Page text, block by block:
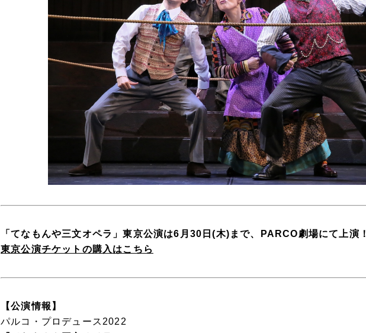
「てなもんや三文オペラ」東京公演は6月30日(木)まで、PARCO劇場にて上演！
東京公演チケットの購入はこちら
【公演情報】
パルコ・プロデュース2022